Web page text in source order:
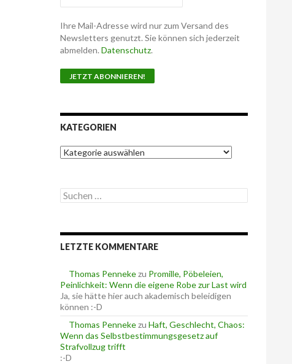
Ihre Mail-Adresse wird nur zum Versand des
Newsletters genutzt. Sie können sich jederzeit
abmelden. Datenschutz.
KATEGORIEN
K
a
g
o
n
S
u
e
n
c
h
:
LETZTE KOMMENTARE
Thomas Pennekezu Promille, Pöbeleien,
Peinlichkeit: Wenn die eigene Robe zur Last wird
Ja, sie hätte hier auch akademisch beleidigen
können :-D
Thomas Pennekezu Haft, Geschlecht, Chaos:
Wenn das Selbstbestimmungsgesetz auf
Strafvollzug trifft
:-D